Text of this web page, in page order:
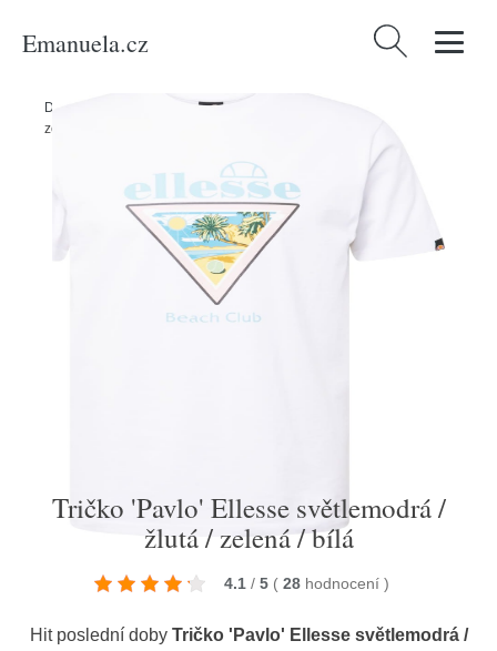
Emanuela.cz Vyhledávání
Domů
Tričko 'Pavlo' Ellesse světlemodrá / žlutá /
zelená / bílá
Tričko 'Pavlo' Ellesse světlemodrá /
žlutá / zelená / bílá
4.1 / 5 ( 28 hodnocení )
Hit poslední doby Tričko 'Pavlo' Ellesse světlemodrá /